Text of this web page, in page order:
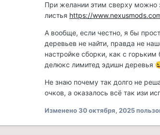
При желании этим сверху можно
листья https://
А вообще, если честно, я бы
деревьев не найти, правда не
настройке сборки, как с
делюкс лимитед эдишн деревья
Не знаю почему так долго не
очков, а оказалось всё так изи
Изменено30 октября, 2025